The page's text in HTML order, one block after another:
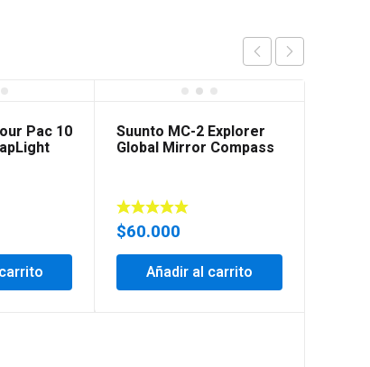
Pac 10 Suunto MC-2 Explorer
Global Mirror Compass
$60.000
Añadir al carrito